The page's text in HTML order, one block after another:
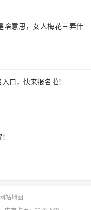
啥意思，女人梅花三弄什
口，快来报名啦！
网站地图